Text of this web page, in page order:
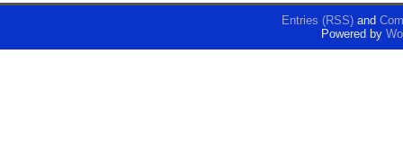
Entries (RSS)and
Powered by